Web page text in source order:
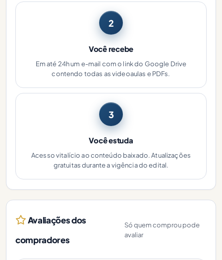
2
Você recebe
Em até 24h um e-mail com o link do Google Drive
contendo todas as videoaulas e PDFs.
3
Você estuda
Acesso vitalício ao conteúdo baixado. Atualizações
gratuitas durante a vigência do edital.
Avaliações dos
compradores
Só quem comprou pode
avaliar